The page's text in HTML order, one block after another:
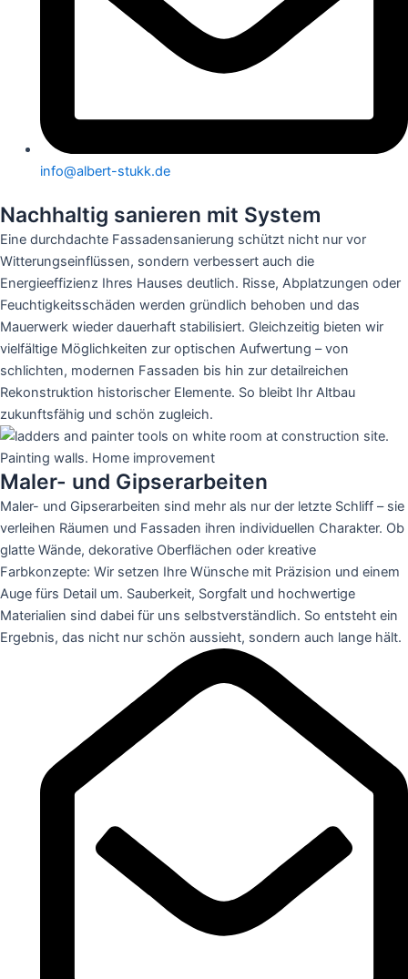
info@albert-stukk.de
Nachhaltig sanieren mit System
Eine durchdachte Fassadensanierung schützt nicht nur vor
Witterungseinflüssen, sondern verbessert auch die
Energieeffizienz Ihres Hauses deutlich. Risse, Abplatzungen oder
Feuchtigkeitsschäden werden gründlich behoben und das
Mauerwerk wieder dauerhaft stabilisiert. Gleichzeitig bieten wir
vielfältige Möglichkeiten zur optischen Aufwertung – von
schlichten, modernen Fassaden bis hin zur detailreichen
Rekonstruktion historischer Elemente. So bleibt Ihr Altbau
zukunftsfähig und schön zugleich.
Maler- und Gipserarbeiten
Maler- und Gipserarbeiten sind mehr als nur der letzte Schliff – sie
verleihen Räumen und Fassaden ihren individuellen Charakter. Ob
glatte Wände, dekorative Oberflächen oder kreative
Farbkonzepte: Wir setzen Ihre Wünsche mit Präzision und einem
Auge fürs Detail um. Sauberkeit, Sorgfalt und hochwertige
Materialien sind dabei für uns selbstverständlich. So entsteht ein
Ergebnis, das nicht nur schön aussieht, sondern auch lange hält.